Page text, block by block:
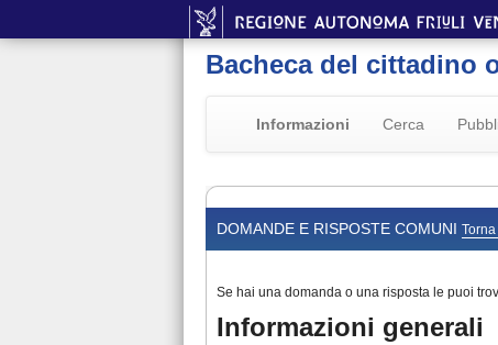
Bacheca del cittadino
Informazioni Cerca
DOMANDE E RISPOSTE COMUNI
Se hai una domanda o una risposta le puoi
Informazioni generali